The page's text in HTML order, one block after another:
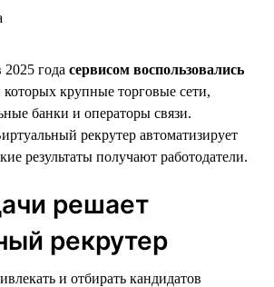
года сервисом воспользовались
которых крупные торговые сети,
банки и операторы связи.
рекрутер автоматизирует
результаты получают работодатели.
решает
рекрутер
и отбирать кандидатов